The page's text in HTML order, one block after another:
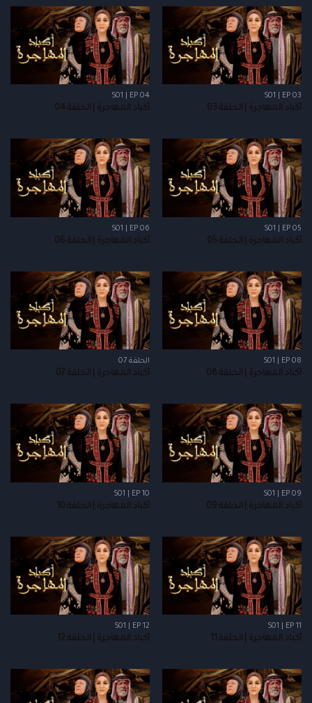
S01 | EP 03
أكباد المهاجرة | الحلقة 03
S01 | EP 04
أكباد المهاجرة | الحلقة 04
S01 | EP 05
أكباد المهاجرة | الحلقة 05
S01 | EP 06
أكباد المهاجرة | الحلقة 06
S01 | EP 08
أكباد المهاجرة | الحلقة 08
الحلقة 07
أكباد المهاجرة | الحلقة 07
S01 | EP 09
أكباد المهاجرة | الحلقة 09
S01 | EP 10
أكباد المهاجرة | الحلقة 10
S01 | EP 11
أكباد المهاجرة | الحلقة 11
S01 | EP 12
أكباد المهاجرة | الحلقة 12